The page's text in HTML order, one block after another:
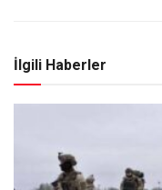
İlgili Haberler